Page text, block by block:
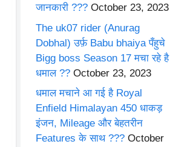
जानकारी ??? October 23, 2023
The uk07 rider (Anurag
Dobhal) उर्फ़ Babu bhaiya पँहुचे
Bigg boss Season 17 मचा रहे है
धमाल ?? October 23, 2023
धमाल मचाने आ गई है Royal
Enfield Himalayan 450 धाकड़
इंजन, Mileage और बेहतरीन
Features के साथ ??? October